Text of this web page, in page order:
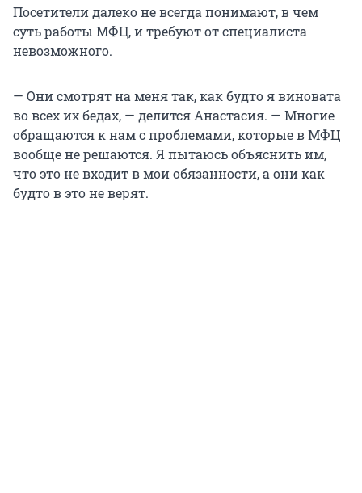
Посетители далеко не всегда понимают, в чем
суть работы МФЦ, и требуют от специалиста
невозможного.
— Они смотрят на меня так, как будто я виновата
во всех их бедах, — делится Анастасия. — Многие
обращаются к нам с проблемами, которые в МФЦ
вообще не решаются. Я пытаюсь объяснить им,
что это не входит в мои обязанности, а они как
будто в это не верят.